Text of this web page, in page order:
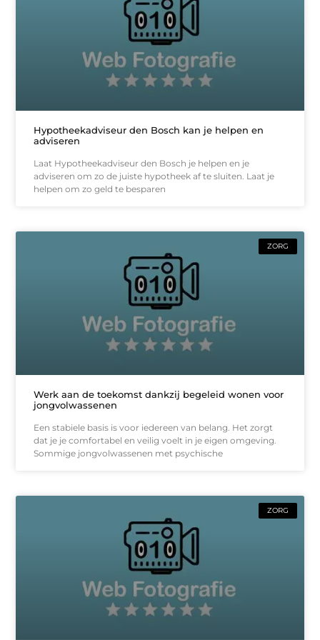
Hypotheekadviseur den Bosch kan je helpen en
adviseren
Laat Hypotheekadviseur den Bosch je helpen en je
adviseren om zo de juiste hypotheek af te sluiten. Laat je
helpen om zo geld te besparen
ZORG
Werk aan de toekomst dankzij begeleid wonen voor
jongvolwassenen
Een stabiele basis is voor iedereen van belang. Het zorgt
dat je je comfortabel en veilig voelt in je eigen omgeving.
Sommige jongvolwassenen met psychische
ZORG